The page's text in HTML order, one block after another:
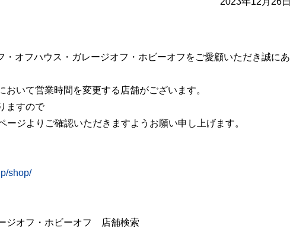
・オフハウス・ガレージオフ・ホビーオフをご愛顧いただき誠にあ
いて営業時間を変更する店舗がございます。
ますので
ジよりご確認いただきますようお願い申し上げます。
shop/
ジオフ・ホビーオフ 店舗検索